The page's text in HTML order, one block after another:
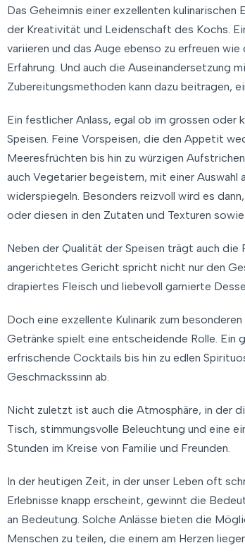
Das Geheimnis einer exzellenten
der Kreativität und Leidenschaft des Kochs.
variieren und das Auge ebenso zu erfreuen
Erfahrung. Und auch die Auseinandersetzung
Zubereitungsmethoden kann dazu beitragen,
Ein festlicher Anlass, egal ob im grossen oder
Speisen. Feine Vorspeisen, die den Appetit
Meeresfrüchten bis hin zu würzigen
auch Vegetarier begeistern, mit einer
widerspiegeln. Besonders reizvoll wird es
oder diesen in den Zutaten und Texturen
Neben der Qualität der Speisen trägt auch die
angerichtetes Gericht spricht nicht nur den
drapiertes Fleisch und liebevoll garnierte
Doch eine exzellente Kulinarik zum
Getränke spielt eine entscheidende Rolle. Ein
erfrischende Cocktails bis hin zu edlen
Geschmackssinn ab.
Nicht zuletzt ist auch die Atmosphäre, in der
Tisch, stimmungsvolle Beleuchtung und eine
Stunden im Kreise von Familie und Freunden.
In der heutigen Zeit, in der unser Leben oft
Erlebnisse knapp erscheint, gewinnt die
an Bedeutung. Solche Anlässe bieten die
Menschen zu teilen, die einem am Herzen